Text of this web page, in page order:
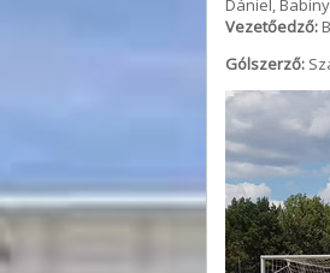
Dániel,
Vezetőedző:
Gólszerző: